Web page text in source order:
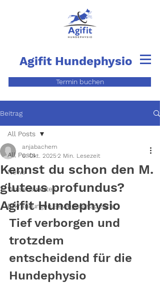
Termin buchen
Agifit Hundephysio
Beitrag
All Posts
News
Wissenswertes
Erkrankungen Bewegungsapparat
All Posts
Kennst du schon den M.
gluteus profundus?
Agifit Hundephysio
anjabachem
6. Okt. 2025 2 Min. Lesezeit
Tief verborgen und
trotzdem
entscheidend für die
Hundephysio